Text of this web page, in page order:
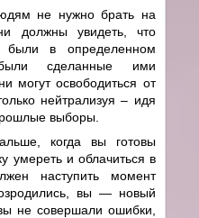
не нужно брать на
должны увидеть, что
были в определенном
сделанные ими
могут освободиться от
нейтрализуя – идя
выборы.
когда вы готовы
умереть и облачиться в
наступить момент
вы — новый
не совершали ошибки,